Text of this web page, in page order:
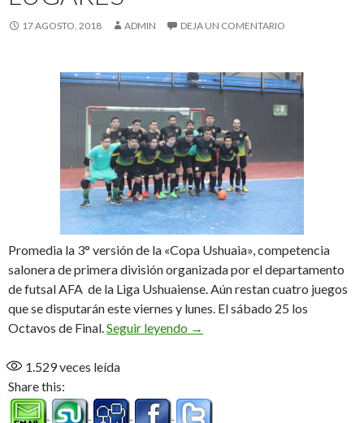
17 AGOSTO, 2018 ADMIN DEJA UN COMENTARIO
Promedia la 3° versión de la «Copa Ushuaia», competencia
salonera de primera división organizada por el departamento
de futsal AFA de la Liga Ushuaiense. Aún restan cuatro juegos
que se disputarán este viernes y lunes. El sábado 25 los
Octavos de Final. Seguir leyendo Seis clubes para cuatro lugares
→
1.529veces leída
Share this: